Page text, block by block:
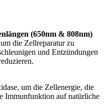
(650nm & 808nm)
die Zellreparatur zu
und Entzündungen
um die Zellenergie, die
Immunfunktion auf natürliche